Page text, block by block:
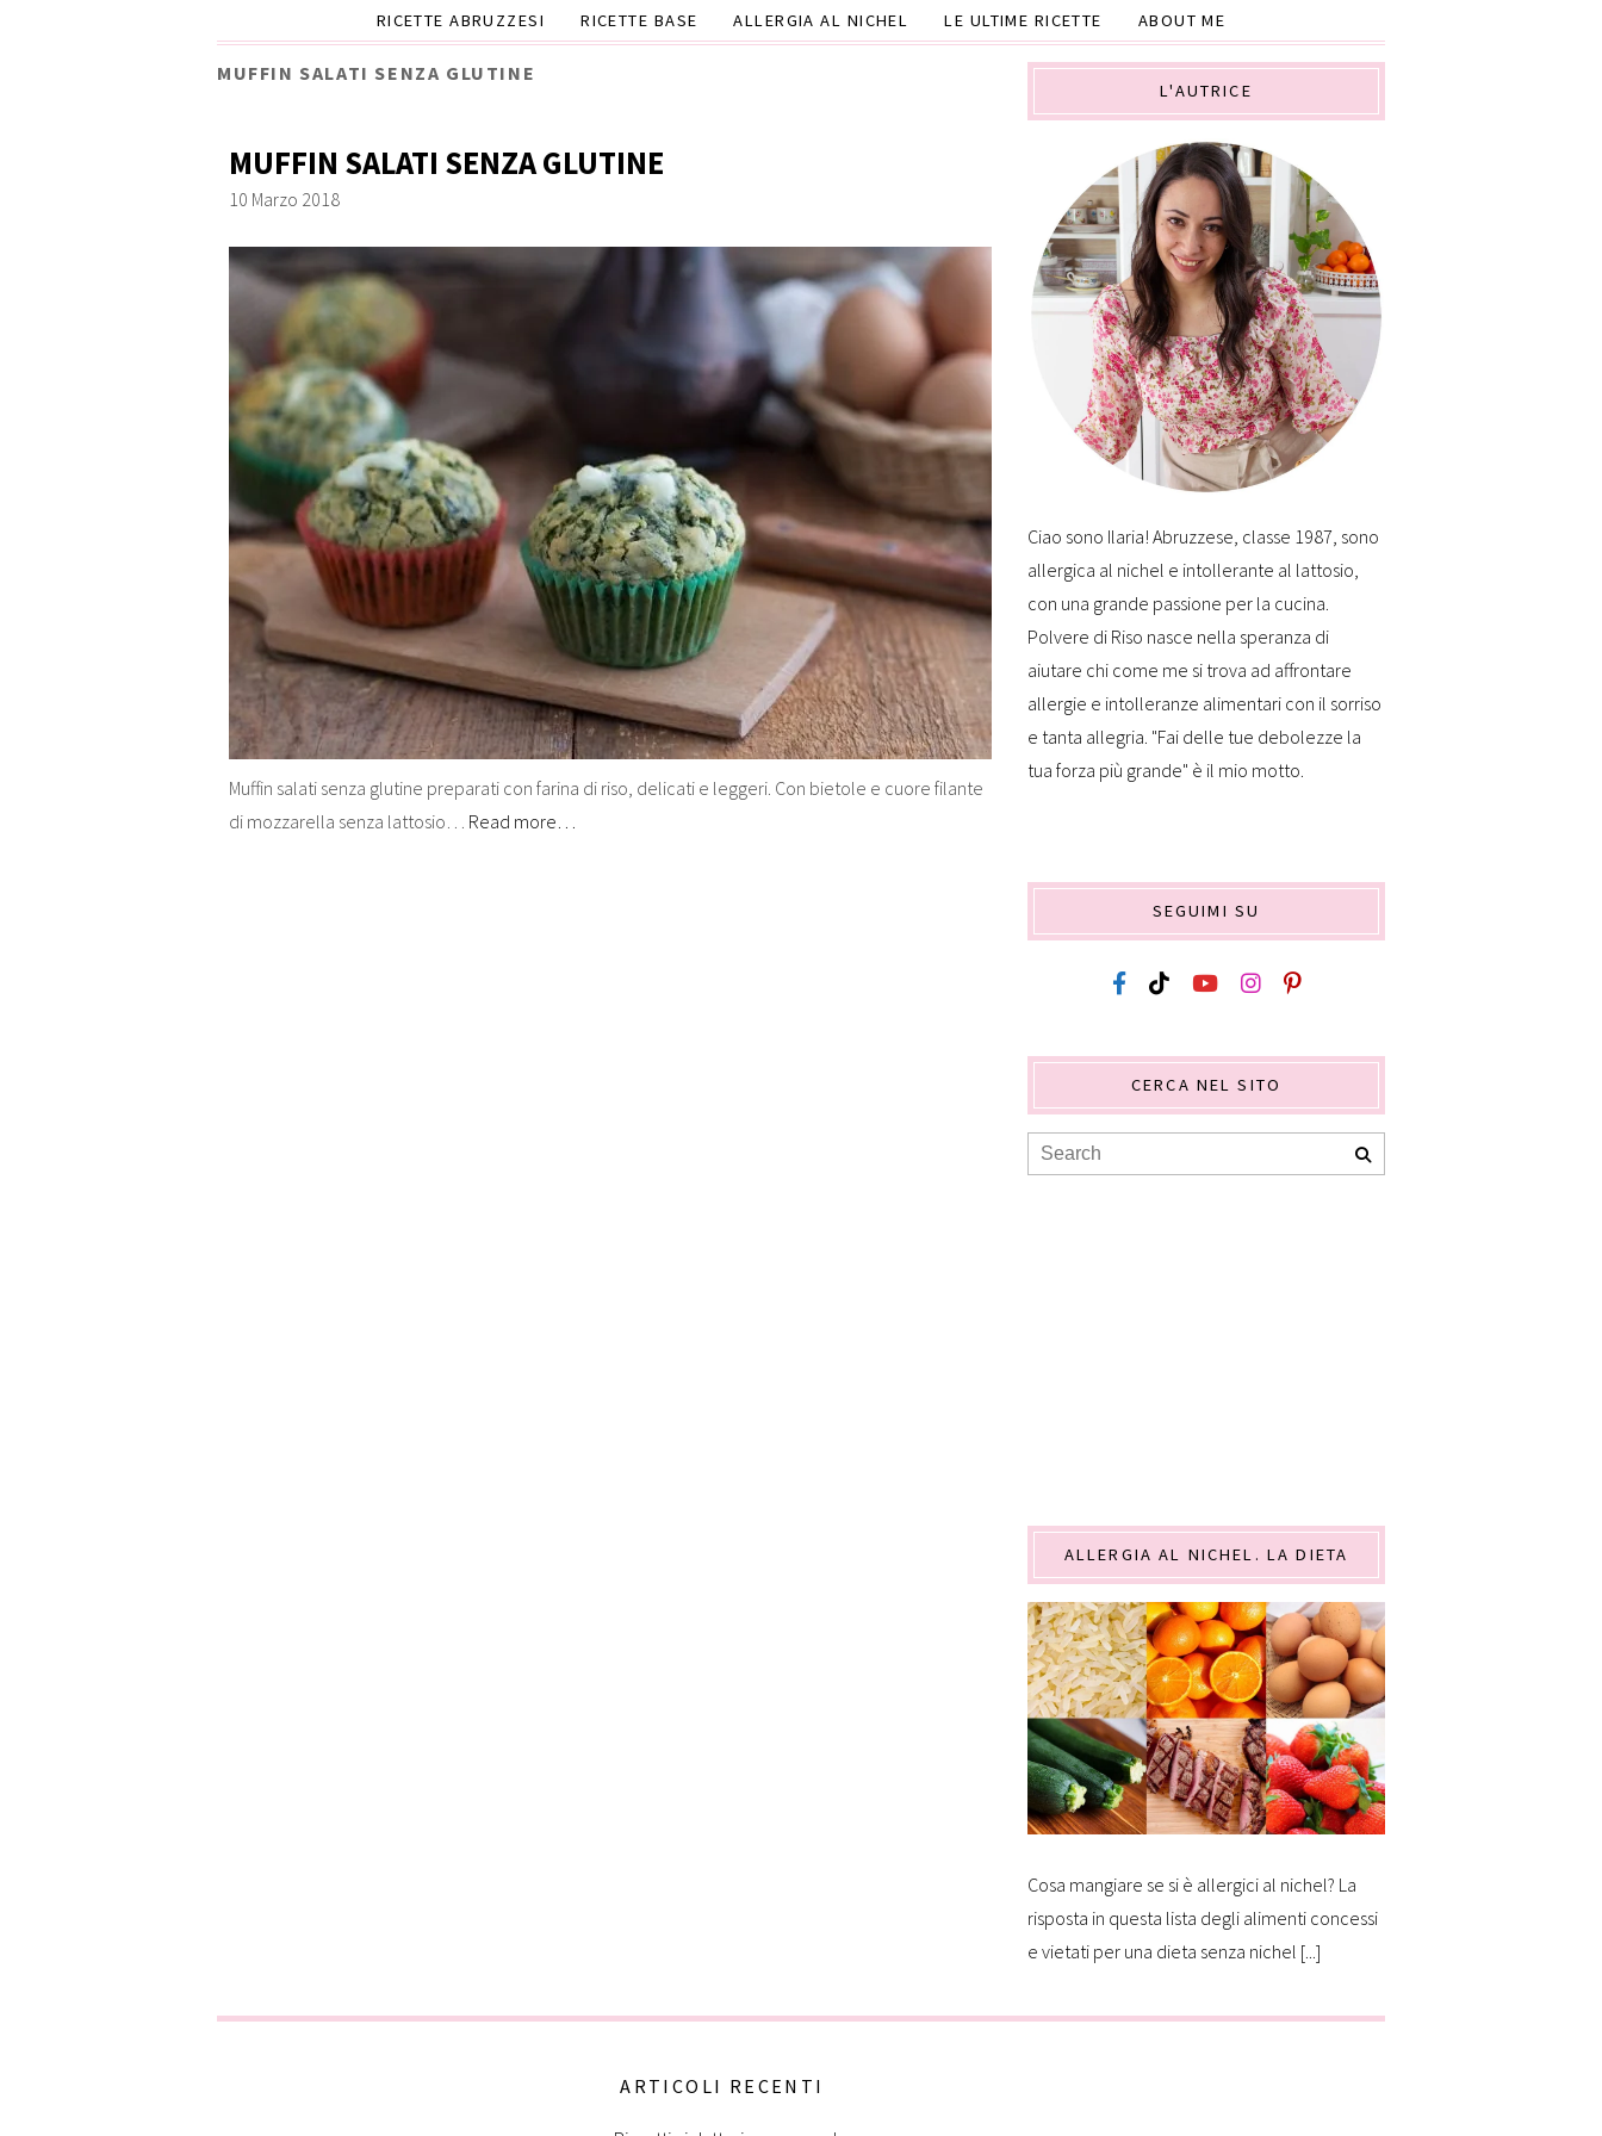
RICETTE ABRUZZESI
RICETTE BASE ALLERGIA AL NICHEL LE ULTIME RICETTE ABOUT ME
MUFFIN SALATI SENZA GLUTINE
MUFFIN SALATI SENZA GLUTINE
10 Marzo 2018
Muffin salati senza glutine preparati con farina di riso, delicati e leggeri. Con bietole e cuore filante
di mozzarella senza lattosio… Read more…
L'AUTRICE
Ciao sono Ilaria! Abruzzese, classe 1987, sono
allergica al nichel e intollerante al lattosio,
con una grande passione per la cucina.
Polvere di Riso nasce nella speranza di
aiutare chi come me si trova ad affrontare
allergie e intolleranze alimentari con il sorriso
e tanta allegria. "Fai delle tue debolezze la
tua forza più grande" è il mio motto.
SEGUIMI SU
CERCA NEL SITO
ALLERGIA AL NICHEL. LA DIETA
Cosa mangiare se si è allergici al nichel? La
risposta in questa lista degli alimenti concessi
e vietati per una dieta senza nichel [...]
ARTICOLI RECENTI